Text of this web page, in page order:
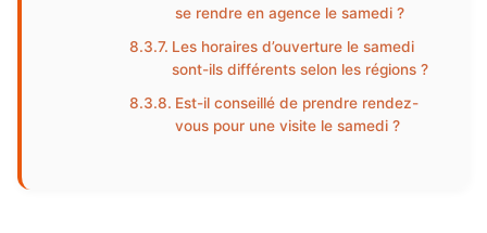
se rendre en agence le samedi ?
Les horaires d’ouverture le samedi
sont-ils différents selon les régions ?
Est-il conseillé de prendre rendez-
vous pour une visite le samedi ?